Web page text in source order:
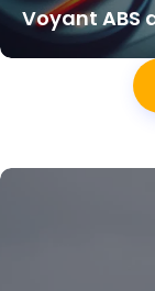
Voyant ABS